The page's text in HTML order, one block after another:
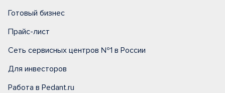
Готовый бизнес
Прайс-лист
Сеть сервисных центров №1 в России
Для инвесторов
Работа в Pedant.ru